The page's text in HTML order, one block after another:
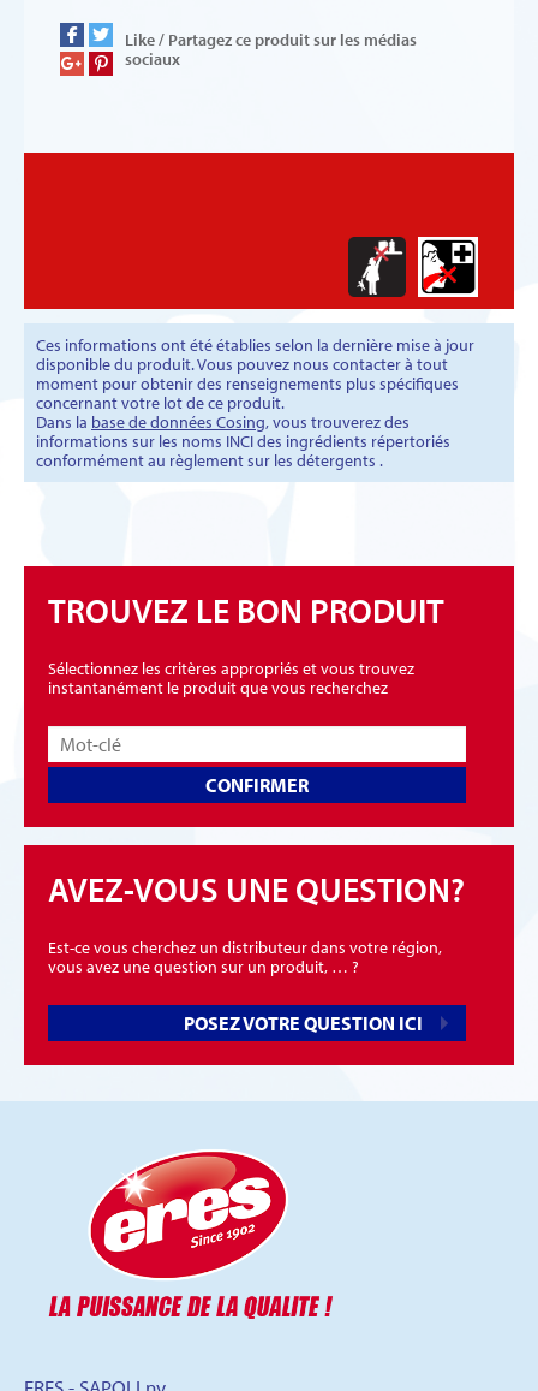
Like / Partagez ce produit sur les médias
sociaux
Ces informations ont été établies selon la dernière mise à jour
disponible du produit. Vous pouvez nous contacter à tout
moment pour obtenir des renseignements plus spécifiques
concernant votre lot de ce produit.
Dans la base de données Cosing, vous trouverez des
informations sur les noms INCI des ingrédients répertoriés
conformément au règlement sur les détergents .
TROUVEZ LE BON PRODUIT
Sélectionnez les critères appropriés et vous trouvez
instantanément le produit que vous recherchez
CONFIRMER
AVEZ-VOUS UNE QUESTION?
Est-ce vous cherchez un distributeur dans votre région,
vous avez une question sur un produit, … ?
POSEZ VOTRE QUESTION ICI